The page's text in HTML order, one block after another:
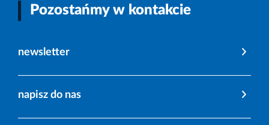
Pozostańmy w kontakcie
newsletter
napisz do nas